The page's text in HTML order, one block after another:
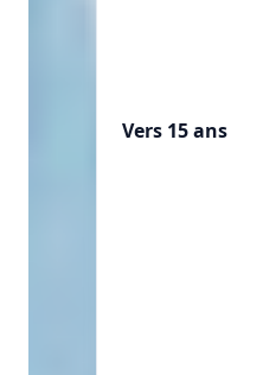
Vers 15 ans